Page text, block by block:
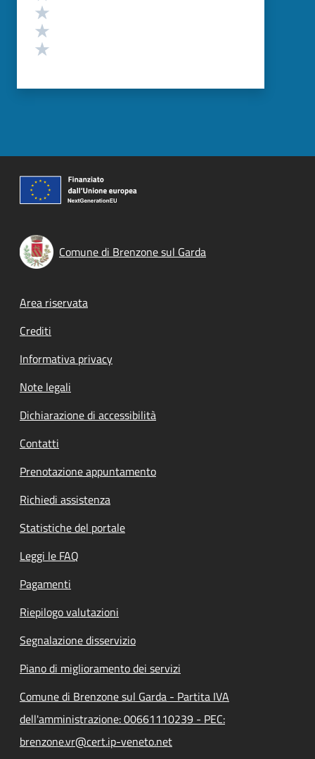
Comune di Brenzone sul Garda
Footer menu
Area riservata
Crediti
Informativa privacy
Note legali
Dichiarazione di accessibilità
Contatti
Prenotazione appuntamento
Richiedi assistenza
Statistiche del portale
Leggi le FAQ
Pagamenti
Riepilogo valutazioni
Segnalazione disservizio
Piano di miglioramento dei servizi
Comune di Brenzone sul Garda - Partita IVA
dell'amministrazione: 00661110239 - PEC:
brenzone.vr@cert.ip-veneto.net